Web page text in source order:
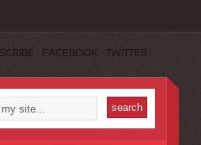
FACEBOOK TWITTER